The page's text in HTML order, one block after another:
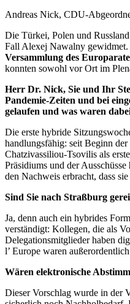
Andreas Nick, CDU-
Die Türkei, Polen und
Fall Alexej Nawalny gewidmet.
Versammlung des
konnten sowohl vor Ort im
Herr Dr. Nick, Sie und Ihr
Pandemie-Zeiten und bei
gelaufen und was waren
Die erste hybride
handlungsfähig: seit Beginn der
Chatzivassiliou-Tsovilis als
Präsidiums und der
den Nachweis erbracht, dass
Sind Sie nach Straßburg
Ja, denn auch ein hybrides
verständigt: Kollegen, die als
Delegationsmitglieder haben
l’ Europe waren
Wären elektronische
Dieser Vorschlag wurde in der